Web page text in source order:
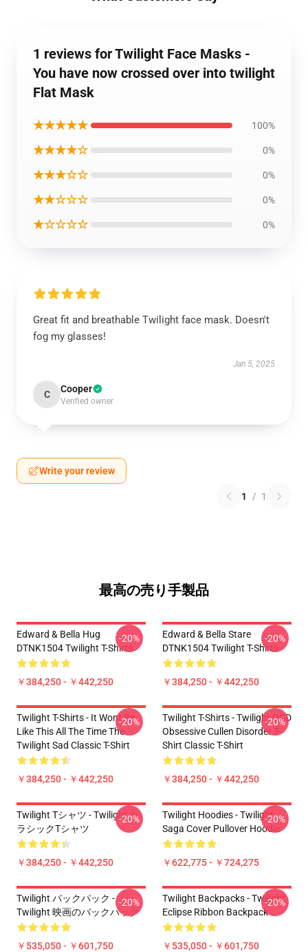
1 reviews for Twilight Face Masks -
You have now crossed over into twilight
Flat Mask
★★★★★ 100%
★★★★☆ 0%
★★★☆☆ 0%
★★☆☆☆ 0%
★☆☆☆☆ 0%
Great fit and breathable Twilight face mask. Doesn't
fog my glasses!
Jan 5, 2025
C Cooper
Verified owner
Write your review
1 / 1
最高の売り手製品
Edward & Bella Hug
DTNK1504 Twilight T-Shirts
￥384,250 - ￥442,250
-20%
Edward & Bella Stare
DTNK1504 Twilight T-Shirts
￥384,250 - ￥442,250
-20%
Twilight T-Shirts - It Wont Be
Like This All The Time The
Twilight Sad Classic T-Shirt
￥384,250 - ￥442,250
-20%
Twilight T-Shirts - Twilight OCD
Obsessive Cullen Disorder T-
Shirt Classic T-Shirt
￥384,250 - ￥442,250
-20%
Twilight Tシャツ - Twilight ク
ラシックTシャツ
￥384,250 - ￥442,250
-20%
Twilight Hoodies - Twilight
Saga Cover Pullover Hoodie
￥622,775 - ￥724,275
-20%
Twilight バックパック -
Twilight 映画のバックパック
￥535,050 - ￥601,750
-20%
Twilight Backpacks - Twilight
Eclipse Ribbon Backpack
￥535,050 - ￥601,750
-20%